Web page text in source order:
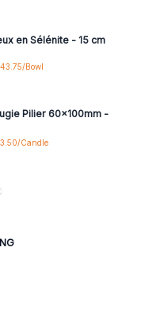
en Sélénite - 15 cm
Bowl
Connectez-vous ou
Pilier 60x100mm -
Candle